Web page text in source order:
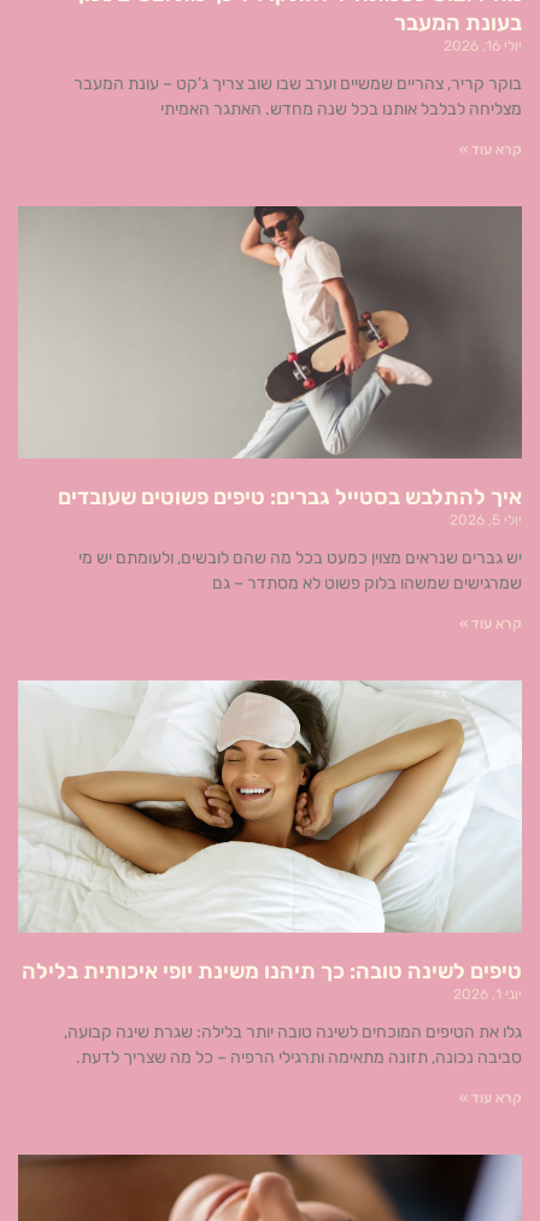
בעונת המעבר
יולי 16, 2026
בוקר קריר, צהריים שמשיים וערב שבו שוב צריך ג’קט – עונת המעבר
מצליחה לבלבל אותנו בכל שנה מחדש. האתגר האמיתי
קרא עוד »
איך להתלבש בסטייל גברים: טיפים פשוטים שעובדים
יולי 5, 2026
יש גברים שנראים מצוין כמעט בכל מה שהם לובשים, ולעומתם יש מי
שמרגישים שמשהו בלוק פשוט לא מסתדר – גם
קרא עוד »
טיפים לשינה טובה: כך תיהנו משינת יופי איכותית בלילה
יוני 1, 2026
גלו את הטיפים המוכחים לשינה טובה יותר בלילה: שגרת שינה קבועה,
סביבה נכונה, תזונה מתאימה ותרגילי הרפיה – כל מה שצריך לדעת.
קרא עוד »